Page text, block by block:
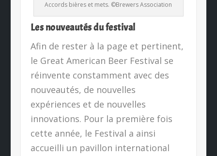
Accords bières et mets. ©Brewers Association
Les nouveautés du festival
Afin de rester à la page et pertinent,
le Great American Beer Festival se
réinvente constamment avec des
nouveautés, de nouvelles
expériences et de nouvelles
innovations. Pour la première fois
cette année, le Festival a ainsi
accueilli un pavillon international